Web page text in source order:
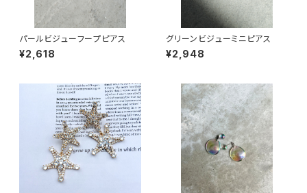
パールビジューフープピアス
¥2,618
グリーンビジューミニピアス
¥2,948